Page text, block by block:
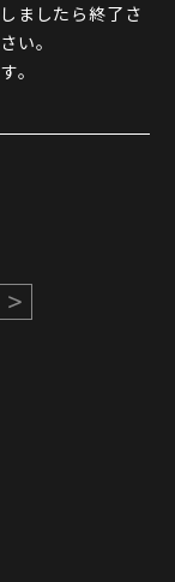
ましたら終了さ
い。
。